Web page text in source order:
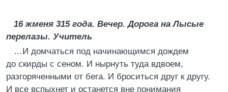
16 жменя 315 года. Вечер. Дорога на Лысые
перелазы. Учитель
…И домчаться под начинающимся дождем
до скирды с сеном. И нырнуть туда вдвоем,
разгоряченными от бега. И броситься друг к другу.
И все вспыхнет и останется вне понимания